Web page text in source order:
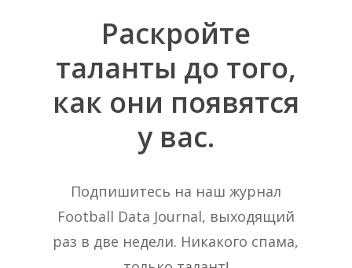
Раскройте
таланты до того,
как они появятся
у вас.
Подпишитесь на наш журнал
Football Data Journal, выходящий
раз в две недели. Никакого спама,